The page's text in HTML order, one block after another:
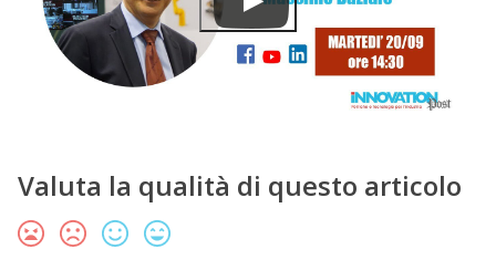
Valuta la qualità di questo articolo